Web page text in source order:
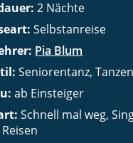
2 Nächte
Selbstanreise
Pia Blum
Seniorentanz
ab Einsteiger
Schnell mal weg